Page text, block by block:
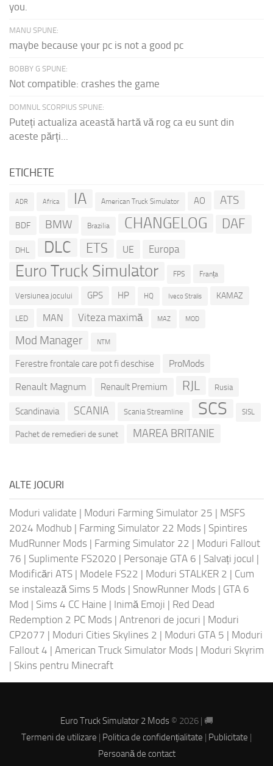
you.
MANU SPUNE:
maybe because your pc is not a good pc
BOBBY G SPUNE:
Not compatible: crashes the game
DOMNUL SCORPIUS SPUNE:
Puteți actualiza această hartă vă rog ca eu sunt din
aceste părți...
ETICHETE
ADR Africa IA American Truck Simulator AO ATS
BDF BMW Brazilia CHANGELOG DAF
DHL DLC ETS UE Europa
Euro Truck Simulator FPS Franța
Versiunea jocului GPS HP HQ Iveco Stralis KAMAZ
LED MAN Viteza maximă MAZ MOD
Mod Manager NTM
Ferestre frontale care pot fi deschise
ProMods
Renault Magnum
Renault Premium RJL Rusia
Scandinavia SCANIA Scania Streamline SCS SISL
Pachet de remedieri de sunet MAREA BRITANIE
ALTE JOCURI
Moduri validate | Moduri Farming Simulator 25 | MSFS
2024 Modhub | Farming Simulator 22 Mods | Spintires
MudRunner Mods | Farming Simulator 22 | Moduri Fallout
76 | Suplimente FS2020 | Personaje GTA 6 | Salvați jocul |
Modificări ATS | Modele FS22 | Moduri STALKER 2 | Cum
se instalează Sims 5 Mods | SnowRunner Mods | GTA 6
Mod | Sims 4 CC Haine | Inimă Emoji | Red Dead
Redemption 2 PC Mods | Antrenori de jocuri | Moduri
CP2077 | Moduri Cities Skylines 2 | Moduri GTA 5 | Moduri
Fallout 4 | American Truck Simulator Mods | Moduri Skyrim
| Skins pentru Minecraft
Euro Truck Simulator 2 Mods© 2026 | 🚚
Termeni de utilizare | Politica de confidențialitate | Publicitate |
Persoană de contact